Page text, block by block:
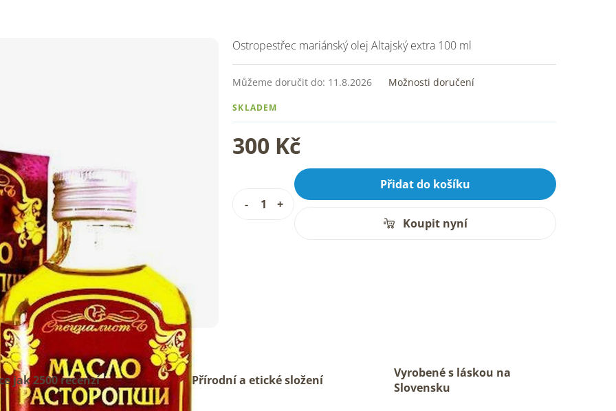
300 Kč
SKLADEM
Můžeme doručit do: 11.8.2026 Možnosti doručení
Přidat do košíku
Koupit nyní
Ostropestřec mariánský olej Altajský extra 100 ml
jak 2500 recenzí Přírodní a etické složení
Vyrobené s láskou na
Slovensku